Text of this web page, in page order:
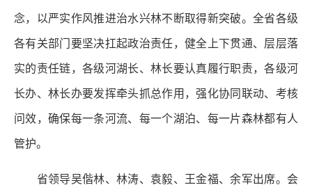
念，以严实作风推进治水兴林不断取得新突破。全省各级
各有关部门要坚决扛起政治责任，健全上下贯通、层层落
实的责任链，各级河湖长、林长要认真履行职责，各级河
长办、林长办要发挥牵头抓总作用，强化协同联动、考核
问效，确保每一条河流、每一个湖泊、每一片森林都有人
管护。
省领导吴偕林、林涛、袁毅、王金福、余军出席。会